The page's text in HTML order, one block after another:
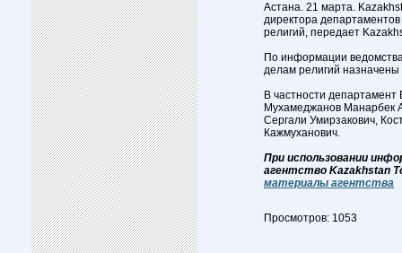
Астана. 21 марта.
директора
религий, передает
По информации
делам религий
В частности департамент
Мухамеджанов Манарбек
Сергали Умирзакович,
Кажмуханович.
При использовании
агентство Kazakhstan
материалы агентства
Просмотров: 1053